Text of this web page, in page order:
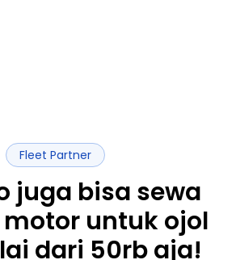
Fleet Partner
juga bisa sewa
untuk ojol
dari 50rb aja!